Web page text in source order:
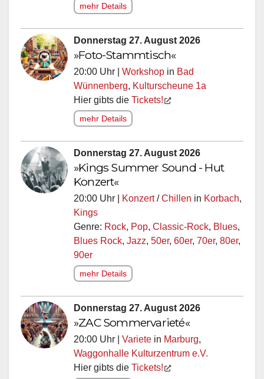
mehr Details
Donnerstag 27. August 2026
»Foto-Stammtisch«
20:00 Uhr | Workshop in Bad
Wünnenberg, Kulturscheune 1a
Hier gibts die Tickets!
mehr Details
Donnerstag 27. August 2026
»Kings Summer Sound - Hut
Konzert«
20:00 Uhr | Konzert/Chillen in Korbach,
Kings
Genre: Rock, Pop, Classic-Rock, Blues,
Blues Rock, Jazz, 50er, 60er, 70er, 80er,
90er
mehr Details
Donnerstag 27. August 2026
»ZAC Sommervarieté«
20:00 Uhr | Variete in Marburg,
Waggonhalle Kulturzentrum e.V.
Hier gibts die Tickets!